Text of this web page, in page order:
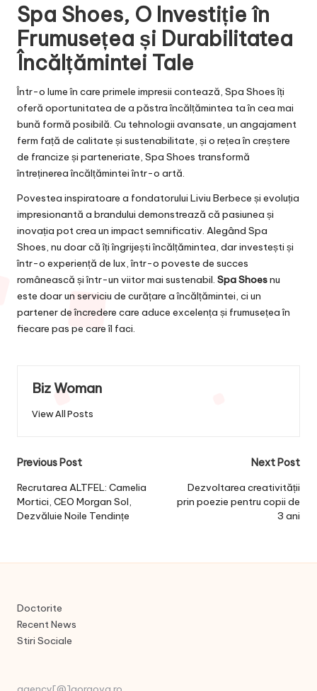
Spa Shoes, O Investiție în
Frumusețea și Durabilitatea
Încălțămintei Tale
Într-o lume în care primele impresii contează, Spa Shoes îți
oferă oportunitatea de a păstra încălțămintea ta în cea mai
bună formă posibilă. Cu tehnologii avansate, un angajament
ferm față de calitate și sustenabilitate, și o rețea în creștere
de francize și parteneriate, Spa Shoes transformă
întreținerea încălțămintei într-o artă.
Povestea inspiratoare a fondatorului Liviu Berbece și evoluția
impresionantă a brandului demonstrează că pasiunea și
inovația pot crea un impact semnificativ. Alegând Spa
Shoes, nu doar că îți îngrijești încălțămintea, dar investești și
într-o experiență de lux, într-o poveste de succes
românească și într-un viitor mai sustenabil. Spa Shoesnu
este doar un serviciu de curățare a încălțămintei, ci un
partener de încredere care aduce excelența și frumusețea în
fiecare pas pe care îl faci.
Biz Woman
View All Posts
Post
navigation
Previous Post
Recrutarea ALTFEL: Camelia
Mortici, CEO Morgan Sol,
Dezvăluie Noile Tendințe
Next Post
Dezvoltarea creativității
prin poezie pentru copii de
3 ani
Doctorite
Recent News
Stiri Sociale